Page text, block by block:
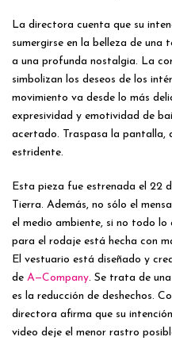
La directora cuenta que su
sumergirse en la belleza de una
a una profunda nostalgia. La
simbolizan los deseos de los
movimiento va desde lo más
expresividad y emotividad de
acertado. Traspasa la pantalla,
estridente.
Esta pieza fue estrenada el 22
Tierra. Además, no sólo el
el medio ambiente, si no todo lo
para el rodaje está hecha con
El vestuario está diseñado y
de A—Company. Se trata de
es la reducción de deshechos.
directora afirma que su
video deje el menor rastro